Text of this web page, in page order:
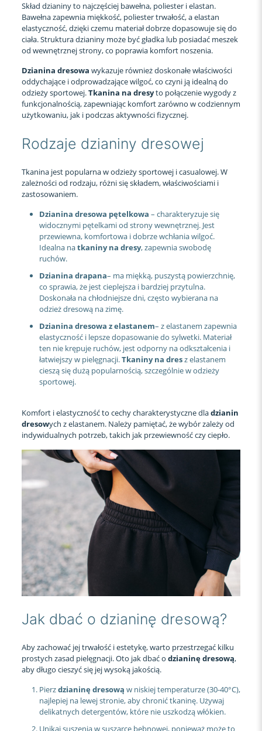
Skład dzianiny to najczęściej bawełna, poliester i elastan.
Bawełna zapewnia miękkość, poliester trwałość, a elastan
elastyczność, dzięki czemu materiał dobrze dopasowuje się do
ciała. Struktura dzianiny może być gładka lub posiadać meszek
od wewnętrznej strony, co poprawia komfort noszenia.
Dzianina dresowa wykazuje również doskonałe właściwości
oddychające i odprowadzające wilgoć, co czyni ją idealną do
odzieży sportowej.Tkanina na dresyto połączenie wygody z
funkcjonalnością, zapewniając komfort zarówno w codziennym
użytkowaniu, jak i podczas aktywności fizycznej.
Rodzaje dzianiny dresowej
Tkanina jest popularna w odzieży sportowej i casualowej. W
zależności od rodzaju, różni się składem, właściwościami i
zastosowaniem.
Dzianina dresowa pętelkowa – charakteryzuje się
widocznymi pętelkami od strony wewnętrznej. Jest
przewiewna, komfortowa i dobrze wchłania wilgoć.
Idealna natkaniny na dresy, zapewnia swobodę
ruchów.
Dzianina drapana– ma miękką, puszystą powierzchnię,
co sprawia, że jest cieplejsza i bardziej przytulna.
Doskonała na chłodniejsze dni, często wybierana na
odzież dresową na zimę.
Dzianina dresowa z elastanem– z elastanem zapewnia
elastyczność i lepsze dopasowanie do sylwetki. Materiał
ten nie krępuje ruchów, jest odporny na odkształcenia i
łatwiejszy w pielęgnacji.Tkaniny na dresz elastanem
cieszą się dużą popularnością, szczególnie w odzieży
sportowej.
Komfort i elastyczność to cechy charakterystyczne dladzianin
dresowych z elastanem. Należy pamiętać, że wybór zależy od
indywidualnych potrzeb, takich jak przewiewność czy ciepło.
Jak dbać o dzianinę dresową?
Aby zachować jej trwałość i estetykę, warto przestrzegać kilku
prostych zasad pielęgnacji. Oto jak dbać o dzianinę dresową,
aby długo cieszyć się jej wysoką jakością.
Pierzdzianinę dresową w niskiej temperaturze (30-40°C),
najlepiej na lewej stronie, aby chronić tkaninę. Używaj
delikatnych detergentów, które nie uszkodzą włókien.
Unikaj suszenia w suszarce bębnowej, ponieważ może to